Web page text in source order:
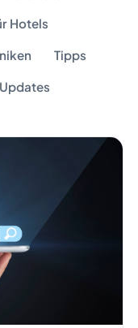
Hotels
Tipps
Updates